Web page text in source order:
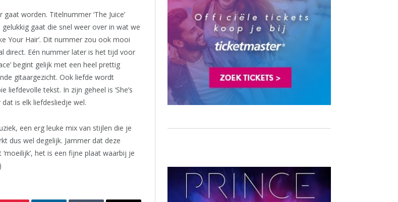
worden. Titelnummer ‘The Juice’
gaat die snel weer over in wat we
Your Hair’. Dit nummer zou ook mooi
direct. Eén nummer later is het tijd voor
begint gelijk met een heel prettig
gitaargezicht. Ook liefde wordt
tekst. In zijn geheel is ‘She’s
is elk liefdesliedje wel.
een erg leuke mix van stijlen die je
dus wel degelijk. Jammer dat deze
het is een fijne plaat waarbij je